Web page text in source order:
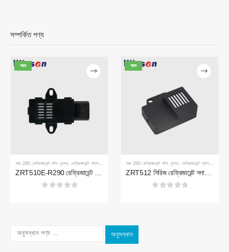
সম্পর্কিত পণ্য
গরম
আর 290 রেফ্রিজারেন্ট ফাঁস সেন্সর, রেফ্রিজারেন্ট গ্যাস সেন্সর
গরম
আর 290 রেফ্রিজারেন্ট ফাঁস সেন্সর, রেফ্রিজারেন্ট গ্যাস সেন্সর
অনুসন্ধান
আমাদের সাথে যোগাযোগ করুন
: নং 299 জিনসুও রোড, জাতীয় উচ্চ-প্রযুক্তি অঞ্চল, ঝেংজহু
0086-371-67169097
cece@winsensor.com